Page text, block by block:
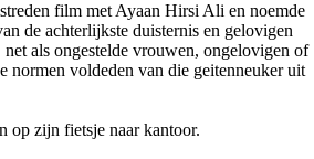
film met Ayaan Hirsi Ali en noemde
de achterlijkste duisternis en gelovigen
als ongestelde vrouwen, ongelovigen of
normen voldeden van die geitenneuker uit
op zijn fietsje naar kantoor.